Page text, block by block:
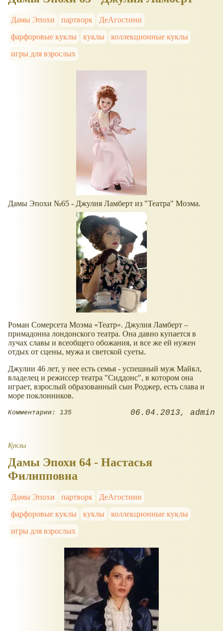
Дамы Эпохи партворк
ДеАгостини
фарфоровые куклы
куклы
коллекционные куклы
игры для взрослых
Дамы Эпохи №65 - Джулия Ламберт из "Театра" Моэма.
Роман Сомерсета Моэма Театр . Джулия Ламберт –
примадонна лондонского театра. Она давно купается в
лучах славы и всеобщего обожания, и все же ей нужен
отдых от сцены, мужа и светской суеты.
Джулии 46 лет, у нее есть семья - успешный муж Майкл,
владелец и режиссер театра "Сиддонс", в котором она
играет, взрослый образованный сын Роджер, есть слава и
море поклонников.
Комментарии: 135 06.04.2013 admin
Куклы
Дамы Эпохи 64 - Настасья
Филипповна
Дамы Эпохи партворк
ДеАгостини
фарфоровые куклы
куклы
коллекционные куклы
игры для взрослых